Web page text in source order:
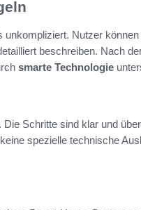
unkompliziert. Nutzer können
beschreiben. Nach
smarte Technologie
Schritte sind klar und
spezielle technische